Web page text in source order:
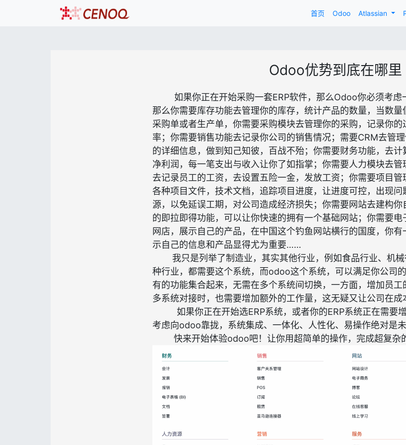
首页 Odoo Atlassian
Odoo优势到底在哪里
如果你正在开始采购一套ERP软件，那么Odoo你必须考虑
那么你需要库存功能去管理你的库存，统计产品的数量，当数
采购单或者生产单，你需要采购模块去管理你的采购，记录你
率；你需要销售功能去记录你公司的销售情况；需要CRM去管
的详细信息，做到知己知彼，百战不殆；你需要财务功能，去计
净利润，每一笔支出与收入让你了如指掌；你需要人力模块去
去记录员工的工资，去设置五险一金，发放工资；你需要项目
各种项目文件，技术文档，追踪项目进度，让进度可控，出现
源，以免延误工期，对公司造成经济损失；你需要网站去建构
的即拉即得功能，可以让你快速的拥有一个基础网站；你需要
网店，展示自己的产品，在中国这个钓鱼网站横行的国度，你
示自己的信息和产品显得尤为重要……
我只是列举了制造业，其实其他行业，例如食品行业、机械
种行业，都需要这个系统，而odoo这个系统，可以满足你公司
有的功能集合起来，无需在多个系统间切换，一方面，增加员
多系统对接时，也需要增加额外的工作量，这无疑又让公司在成
如果你正在开始选ERP系统，或者你的ERP系统正在需要
考虑向odoo靠拢，系统集成、一体化、人性化、易操作绝对是未
快来开始体验odoo吧！让你用超简单的操作，完成超复杂